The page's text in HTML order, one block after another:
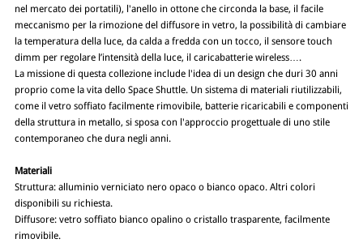
nel mercato dei portatili), l'anello in ottone che circonda la base, il facile
meccanismo per la rimozione del diffusore in vetro, la possibilità di cambiare
la temperatura della luce, da calda a fredda con un tocco, il sensore touch
dimm per regolare l’intensità della luce, il caricabatterie wireless….
La missione di questa collezione include l'idea di un design che duri 30 anni
proprio come la vita dello Space Shuttle. Un sistema di materiali riutilizzabili,
come il vetro soffiato facilmente rimovibile, batterie ricaricabili e componenti
della struttura in metallo, si sposa con l'approccio progettuale di uno stile
contemporaneo che dura negli anni.
Materiali
Struttura: alluminio verniciato nero opaco o bianco opaco. Altri colori
disponibili su richiesta.
Diffusore: vetro soffiato bianco opalino o cristallo trasparente, facilmente
rimovibile.